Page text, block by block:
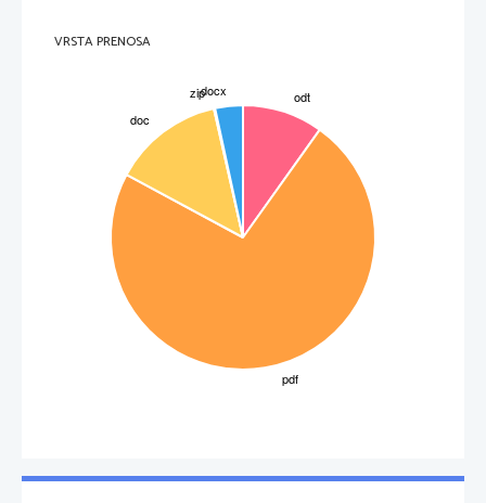
dobra prijatelja.
neskončne kantate, vendar je dobro obvladal harmonijo in kontrapunkt. Kasneje je dodal, da
je po značaju močan in neodvisen, in da ima "naraven občutek za prikrit humor". Oba sta se
potegovala za službo organista v bližnjem Lübecku vendar ju je po obisku tega mesta minila
želja po službi, saj je bil pogoj poroka z nemikavno hčerjo organista Buxtehudeja.
VRSTA PRENOSA